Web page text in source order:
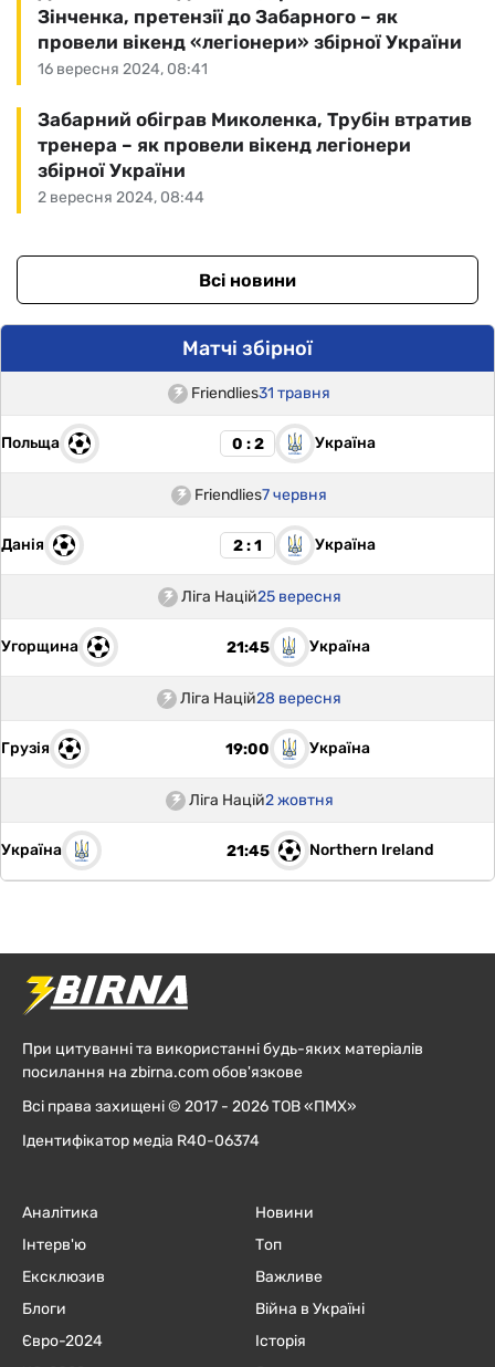
16 вересня 2024, 08:41
Зінченка, претензії до Забарного – як
провели вікенд «легіонери» збірної України
2 вересня 2024, 08:44
Забарний обіграв Миколенка, Трубін втратив
тренера – як провели вікенд легіонери
збірної України
Всі новини
Матчі збірної
Friendlies31 травня
Польща 0 : 2 Україна
Friendlies7 червня
Данія 2 : 1 Україна
Ліга Націй25 вересня
Угорщина 21:45 Україна
Ліга Націй28 вересня
Грузія 19:00 Україна
Ліга Націй2 жовтня
Україна 21:45 Northern Ireland
При цитуванні та використанні будь-яких матеріалів
посилання на zbirna.com обов'язкове
Всі права захищені © 2017 - 2026 ТОВ «ПМХ»
Ідентифікатор медіа R40-06374
Аналітика
Інтерв'ю
Ексклюзив
Блоги
Євро-2024
Новини
Топ
Важливе
Війна в Україні
Історія